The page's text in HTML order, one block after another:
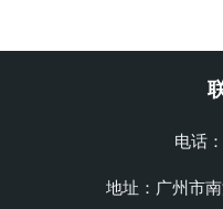
电话
地址：广州市